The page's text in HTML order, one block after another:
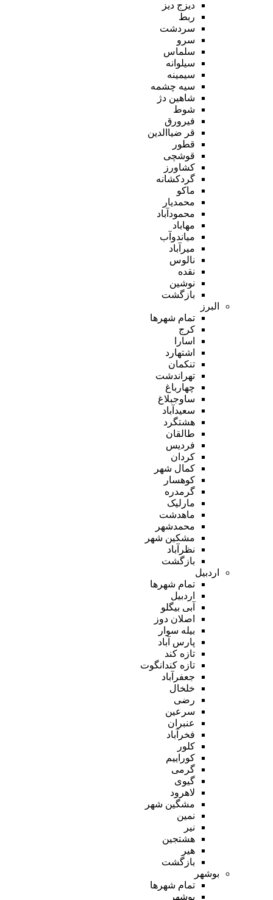
دیزج دیز
ربط
سردشت
سرو
سلماس
سیلوانه
سیمینه
سیه چشمه
شاهین دژ
شوط
فیرورق
قر ضیاالدین
قطور
قوشچی
کشاورز
گردکشانه
ماکو
محمدیار
محمودآباد
مهاباد
میاندوآب
میرآباد
نالوس
نقده
نوشین
بازگشت
البرز
تمام شهر‌ها
کرج
اسارا
اشتهارد
تنکمان
تهراندشت
چهارباغ
ساوجبلاغ
سعیدآباد
هشتگرد
طالقان
فردیس
کردان
کمال شهر
کوهسار
گرمدره
مارلیک
ماهدشت
محمدشهر
مشکین شهر
نظرآباد
بازگشت
اردبیل
تمام شهر‌ها
اردبیل
آبی بیگلو
اصلان دوز
بیله سوار
پارس آباد
تازه کند
تازه کندانگوت
جعفرآباد
خلخال
رضی
سرعین
عنبران
فخرآباد
کلور
کوراییم
گرمی
گیوی
لاهرود
مشگین شهر
نمین
نیر
هشتجین
هیر
بازگشت
بوشهر
تمام شهر‌ها
بوشهر